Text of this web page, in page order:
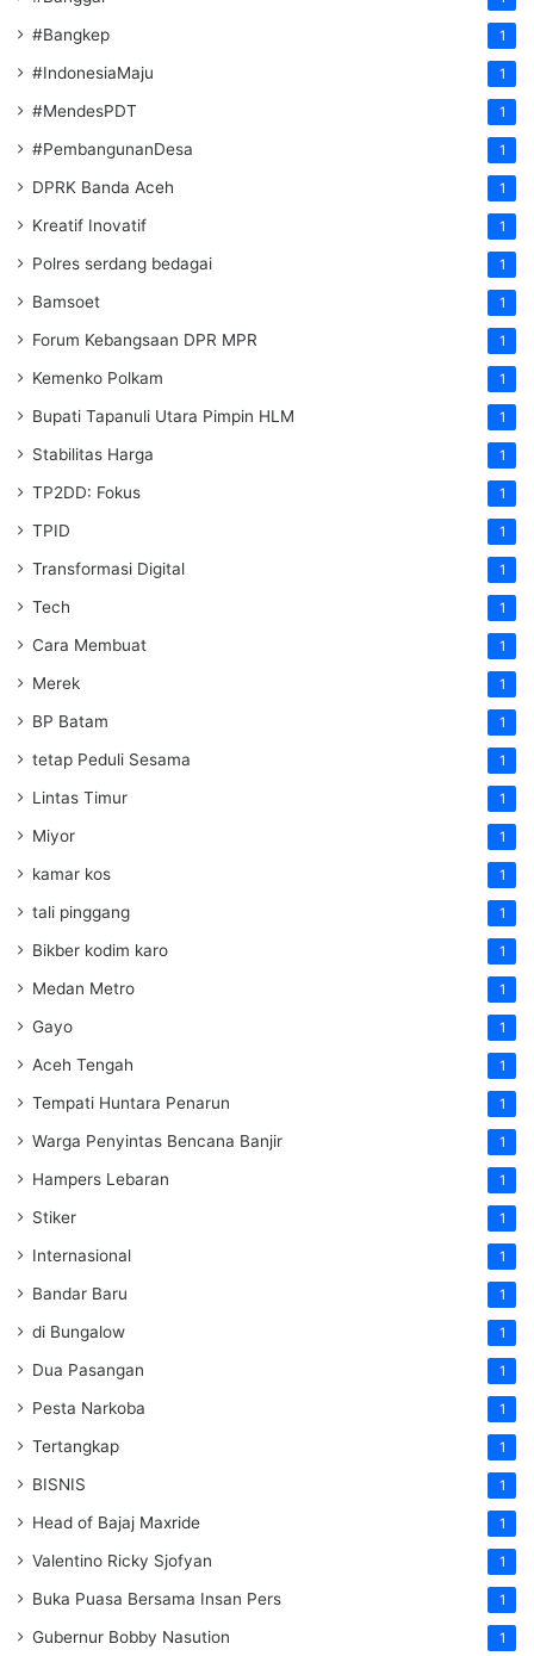
#Bangkep 1
#IndonesiaMaju 1
#MendesPDT 1
#PembangunanDesa 1
DPRK Banda Aceh 1
Kreatif Inovatif 1
Polres serdang bedagai 1
Bamsoet 1
Forum Kebangsaan DPR MPR 1
Kemenko Polkam 1
‎Bupati Tapanuli Utara Pimpin HLM 1
Stabilitas Harga 1
TP2DD: Fokus 1
TPID 1
Transformasi Digital 1
Tech 1
Cara Membuat 1
Merek 1
BP Batam 1
tetap Peduli Sesama 1
Lintas Timur 1
Miyor 1
kamar kos 1
tali pinggang 1
Bikber kodim karo 1
Medan Metro 1
Gayo 1
Aceh Tengah 1
Tempati Huntara Penarun 1
Warga Penyintas Bencana Banjir 1
Hampers Lebaran 1
Stiker 1
Internasional 1
Bandar Baru 1
di Bungalow 1
Dua Pasangan 1
Pesta Narkoba 1
Tertangkap 1
BISNIS 1
Head of Bajaj Maxride 1
Valentino Ricky Sjofyan 1
Buka Puasa Bersama Insan Pers 1
Gubernur Bobby Nasution 1